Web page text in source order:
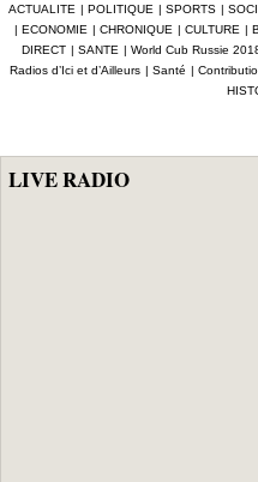
ACTUALITE | POLITIQUE | SPORTS |
| ECONOMIE | CHRONIQUE | CULTURE |
DIRECT | SANTE | World Cub Russie
Radios d’Ici et d’Ailleurs | Santé |
LIVE RADIO